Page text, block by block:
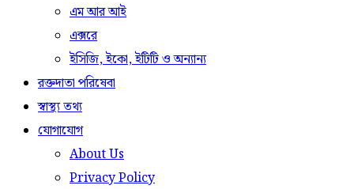
এম আর আই
এক্সরে
ইসিজি, ইকো, ইটিটি ও অন্যান্য
রক্তদাতা পরিষেবা
স্বাস্থ্য তথ্য
যোগাযোগ
About Us
Privacy Policy